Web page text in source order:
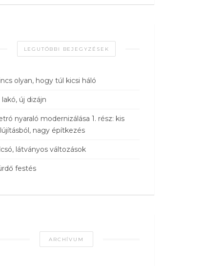
LEGUTÓBBI BEJEGYZÉSEK
olyan, hogy túl kicsi háló
lakó, új dizájn
nyaraló modernizálása 1. rész: kis
nagy építkezés
látványos változások
festés
ARCHÍVUM